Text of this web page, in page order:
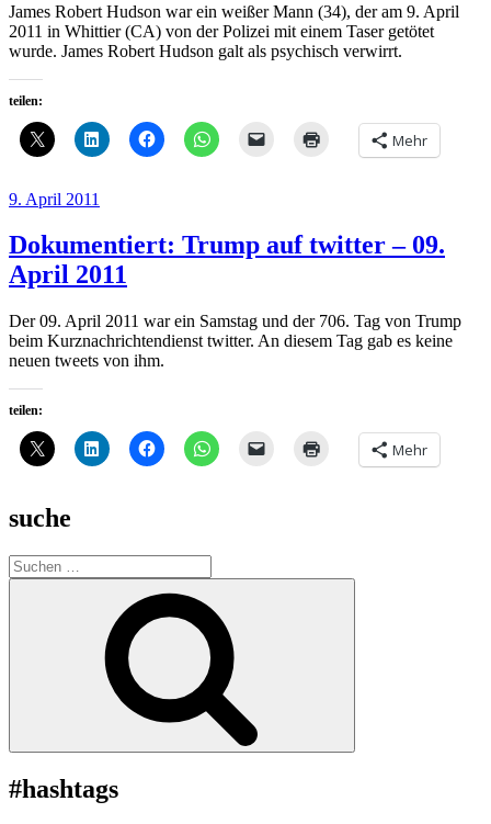
James Robert Hudson war ein weißer Mann (34), der am 9. April
2011 in Whittier (CA) von der Polizei mit einem Taser getötet
wurde. James Robert Hudson galt als psychisch verwirrt.
teilen:
Mehr
Veröffentlicht
9. April 2011
Dokumentiert: Trump auf twitter – 09.
April 2011
Der 09. April 2011 war ein Samstag und der 706. Tag von Trump
beim Kurznachrichtendienst twitter. An diesem Tag gab es keine
neuen tweets von ihm.
teilen:
Mehr
suche
Suche
nach:
#hashtags